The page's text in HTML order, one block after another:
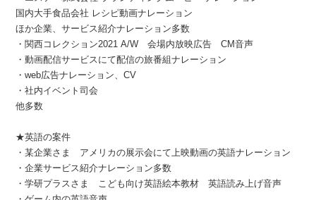
国内大手食品会社 レシピ動画ナレーション
ほか企業、サービス紹介ナレーション多数
・関西コレクション2021 A/W 会場内放映広告 CM音声
・動画配信サービスにて配信の旅番組ナレーション
・web広告ナレーション、CV
・社内イベント司会
他多数
★英語の案件
・某企業さま アメリカの展示会にて上映動画の英語ナレーション
・企業サービス紹介ナレーション多数
・学研プラスさま こども向け英語絵本教材 英語読み上げ音声